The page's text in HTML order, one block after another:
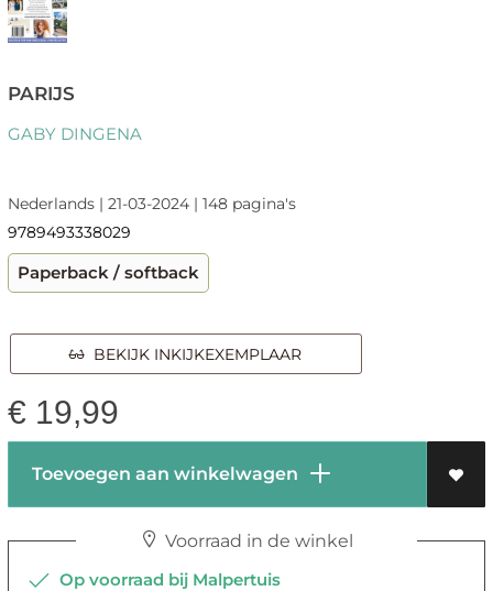
PARIJS
GABY DINGENA
Nederlands | 21-03-2024 | 148 pagina's
9789493338029
Paperback / softback
BEKIJK INKIJKEXEMPLAAR
€ 19,99
Toevoegen aan winkelwagen
Voorraad in de winkel
Op voorraad bij Malpertuis